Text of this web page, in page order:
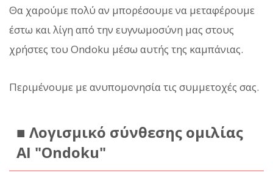
Θα χαρούμε πολύ αν μπορέσουμε να μεταφέρουμε
έστω και λίγη από την ευγνωμοσύνη μας στους
χρήστες του Ondoku μέσω αυτής της καμπάνιας.
Περιμένουμε με ανυπομονησία τις συμμετοχές σας.
■ Λογισμικό σύνθεσης ομιλίας
AI "Ondoku"